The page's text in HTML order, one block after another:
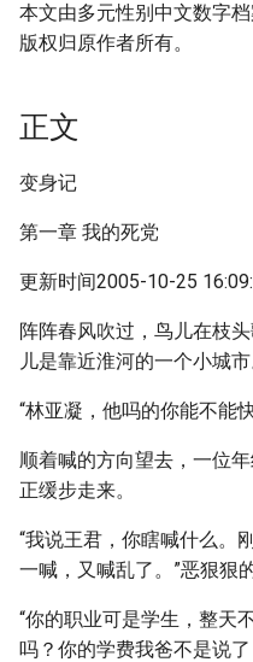
本文由多元性别中文数字
版权归原作者所有。
正文
变身记
第一章 我的死党
更新时间2005-10-25
阵阵春风吹过，鸟儿在枝
儿是靠近淮河的一个小城
“林亚凝，他吗的你能不能
顺着喊的方向望去，一位
正缓步走来。
“我说王君，你瞎喊什么。
一喊，又喊乱了。”恶狠狠
“你的职业可是学生，整天
吗？你的学费我爸不是说